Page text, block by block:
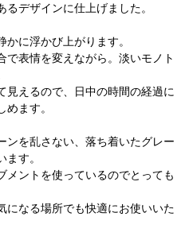
デザインに仕上げました。
に浮かび上がります。
で表情を変えながら。淡いモノト
見えるので、日中の時間の経過に
ます。
ンを乱さない、落ち着いたグレー
す。
メントを使っているのでとっても
になる場所でも快適にお使いいた